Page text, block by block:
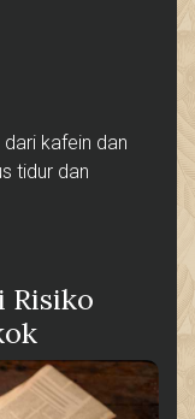
kafein dan
tidur dan
Risiko